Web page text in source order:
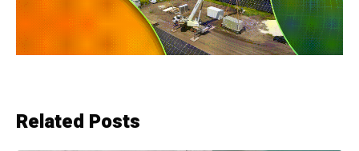
Related Posts